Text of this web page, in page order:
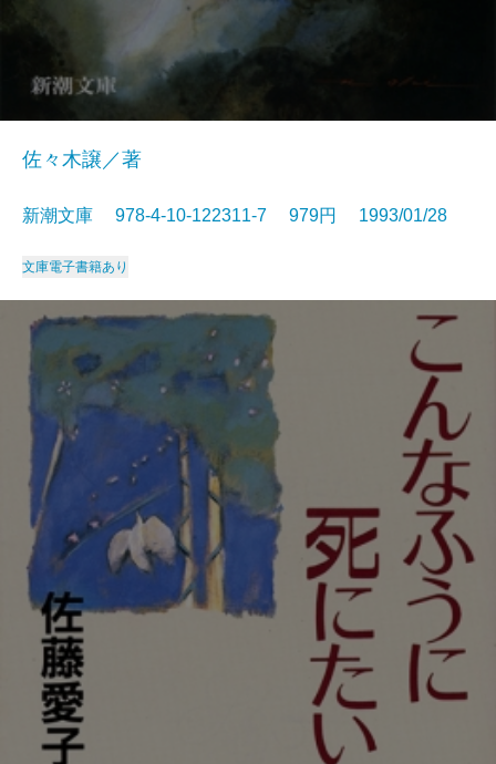
佐々木譲／著
新潮文庫 978-4-10-122311-7 979円 1993/01/28
文庫電子書籍あり